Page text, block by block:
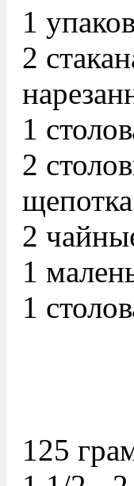
1
2
1
2
2
1
1
125